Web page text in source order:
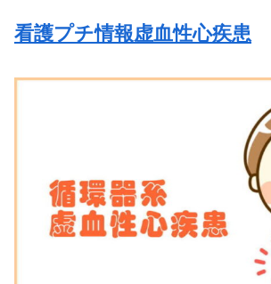
看護プチ情報虚血性心疾患